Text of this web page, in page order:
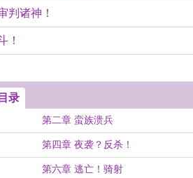
判诸神！
！
录
第二章 蛮族溃兵
第四章 夜袭？反杀！
第六章 逃亡！骑射